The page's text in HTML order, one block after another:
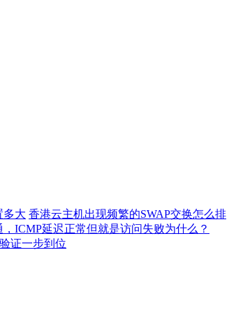
多大 香港云主机出现频繁的SWAP交换怎么排
，ICMP延迟正常但就是访问失败为什么？
证一步到位